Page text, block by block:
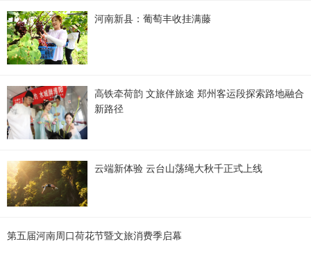
河南新县：葡萄丰收挂满藤
高铁牵荷韵 文旅伴旅途 郑州客运段探索路地融合
新路径
云端新体验 云台山荡绳大秋千正式上线
第五届河南周口荷花节暨文旅消费季启幕